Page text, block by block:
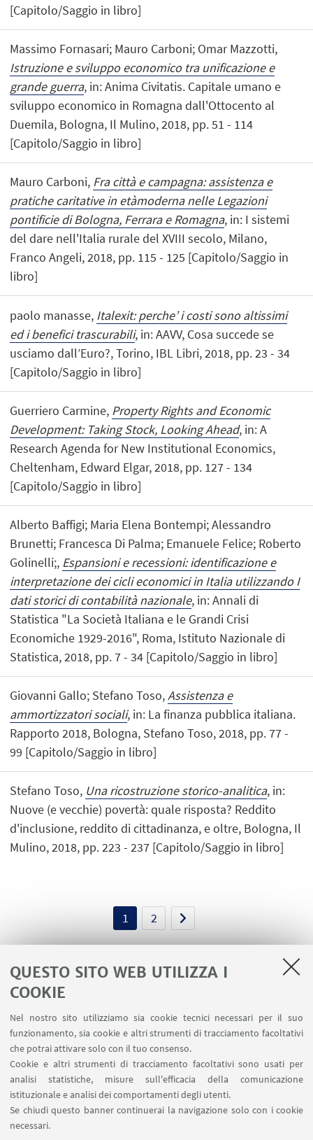
QUESTO SITO WEB UTILIZZA I
COOKIE
Nel nostro sito utilizziamo sia cookie tecnici necessari per il suo
funzionamento, sia cookie e altri strumenti di tracciamento facoltativi
che potrai attivare solo con il tuo consenso.
Cookie e altri strumenti di tracciamento facoltativi sono usati per
analisi statistiche, misure sull'efficacia della comunicazione
istituzionale e analisi dei comportamenti degli utenti.
Se chiudi questo banner continuerai la navigazione solo con i cookie
necessari.
[Capitolo/Saggio in libro]
Massimo Fornasari; Mauro Carboni; Omar Mazzotti,
Istruzione e sviluppo economico tra unificazione e
grande guerra, in: Anima Civitatis. Capitale umano e
sviluppo economico in Romagna dall'Ottocento al
Duemila, Bologna, Il Mulino, 2018, pp. 51 - 114
[Capitolo/Saggio in libro]
Mauro Carboni, Fra città e campagna: assistenza e
pratiche caritative in etàmoderna nelle Legazioni
pontificie di Bologna, Ferrara e Romagna, in: I sistemi
del dare nell'Italia rurale del XVIII secolo, Milano,
Franco Angeli, 2018, pp. 115 - 125 [Capitolo/Saggio in
libro]
paolo manasse, Italexit: perche’ i costi sono altissimi
ed i benefici trascurabili, in: AAVV, Cosa succede se
usciamo dall’Euro?, Torino, IBL Libri, 2018, pp. 23 - 34
[Capitolo/Saggio in libro]
Guerriero Carmine, Property Rights and Economic
Development: Taking Stock, Looking Ahead, in: A
Research Agenda for New Institutional Economics,
Cheltenham, Edward Elgar, 2018, pp. 127 - 134
[Capitolo/Saggio in libro]
Alberto Baffigi; Maria Elena Bontempi; Alessandro
Brunetti; Francesca Di Palma; Emanuele Felice; Roberto
Golinelli;, Espansioni e recessioni: identificazione e
interpretazione dei cicli economici in Italia utilizzando I
dati storici di contabilità nazionale, in: Annali di
Statistica "La Società Italiana e le Grandi Crisi
Economiche 1929-2016", Roma, Istituto Nazionale di
Statistica, 2018, pp. 7 - 34 [Capitolo/Saggio in libro]
Giovanni Gallo; Stefano Toso,Assistenza e
ammortizzatori sociali, in: La finanza pubblica italiana.
Rapporto 2018, Bologna, Stefano Toso, 2018, pp. 77 -
99 [Capitolo/Saggio in libro]
Stefano Toso, Una ricostruzione storico-analitica, in:
Nuove (e vecchie) povertà: quale risposta? Reddito
d'inclusione, reddito di cittadinanza, e oltre, Bologna, Il
Mulino, 2018, pp. 223 - 237 [Capitolo/Saggio in libro]
1 2
Contatti
Area riservata
SEGUI IL DIPARTIMENTO SU: